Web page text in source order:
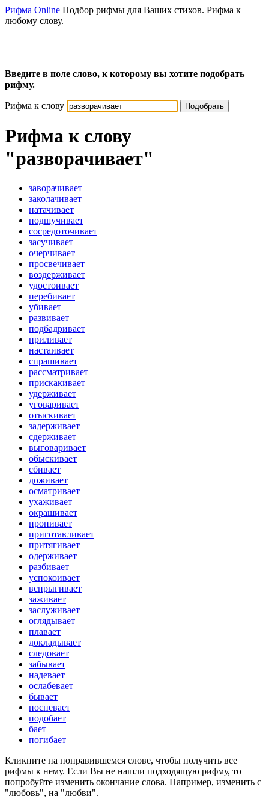
Рифма Online Подбор рифмы для Ваших стихов. Рифма к
любому слову.
Введите в поле слово, к которому вы хотите подобрать
рифму.
Рифма к слову Подобрать
Рифма к слову
"разворачивает"
заворачивает
заколачивает
натачивает
подшучивает
сосредоточивает
засучивает
очерчивает
просвечивает
воздерживает
удостоивает
перебивает
убивает
развивает
подбадривает
приливает
настаивает
спрашивает
рассматривает
прискакивает
удерживает
уговаривает
отыскивает
задерживает
сдерживает
выговаривает
обыскивает
сбивает
доживает
осматривает
ухаживает
окрашивает
пропивает
приготавливает
притягивает
одерживает
разбивает
успокоивает
вспрыгивает
заживает
заслуживает
оглядывает
плавает
докладывает
следовает
забывает
надевает
ослабевает
бывает
поспевает
подобает
бает
погибает
Кликните на понравившемся слове, чтобы получить все
рифмы к нему. Если Вы не нашли подходящую рифму, то
попробуйте изменить окончание слова. Например, изменить с
"любовь", на "любви".